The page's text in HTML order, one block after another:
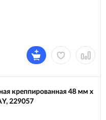
креппированная 48 мм x
229057